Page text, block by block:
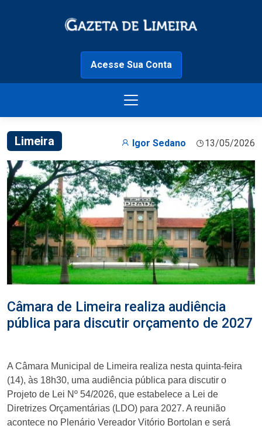
Acesse Sua Conta
Limeira Igor Sedano 13/05/2026
Câmara de Limeira realiza audiência
pública para discutir orçamento de 2027
A Câmara Municipal de Limeira realiza nesta quinta-feira
(14), às 18h30, uma audiência pública para discutir o
Projeto de Lei Nº 54/2026, que estabelece a Lei de
Diretrizes Orçamentárias (LDO) para 2027. A reunião
acontece no Plenário Vereador Vitório Bortolan e será